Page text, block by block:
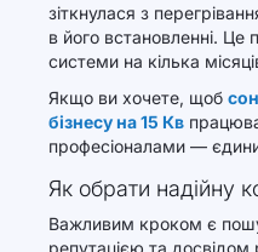
зіткнулася з
в його встановленні.
системи на кілька
Якщо ви хочете, щоб
бізнесу на 15 Кв
професіоналами —
Як обрати надійну
Важливим кроком є
репутацією та досвідом